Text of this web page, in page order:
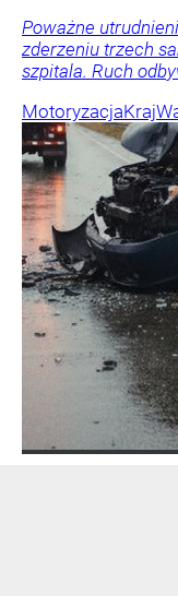
Poważne
zderzeniu trzech
szpitala. Ruch
MotoryzacjaKraj